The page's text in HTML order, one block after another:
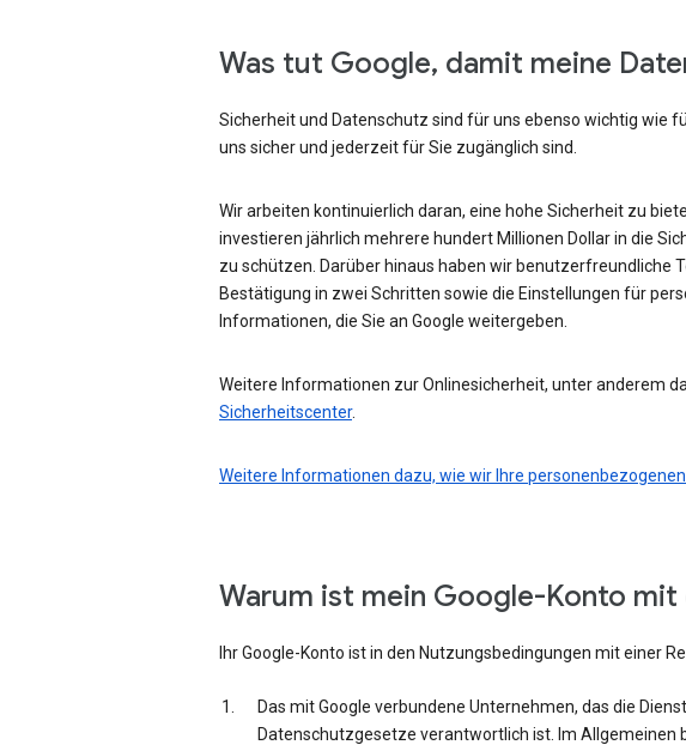
Was tut Google, damit meine
Sicherheit und Datenschutz sind für uns ebenso wichtig wie
uns sicher und jederzeit für Sie zugänglich sind.
Wir arbeiten kontinuierlich daran, eine hohe Sicherheit zu
investieren jährlich mehrere hundert Millionen Dollar in die
zu schützen. Darüber hinaus haben wir benutzerfreundliche
Bestätigung in zwei Schritten sowie die Einstellungen für
Informationen, die Sie an Google weitergeben.
Weitere Informationen zur Onlinesicherheit, unter anderem
Sicherheitscenter.
Weitere Informationen dazu, wie wir Ihre
Warum ist mein Google-Konto mit
Ihr Google-Konto ist in den Nutzungsbedingungen mit einer
Das mit Google verbundene Unternehmen, das die
Datenschutzgesetze verantwortlich ist. Im Allgemeinen